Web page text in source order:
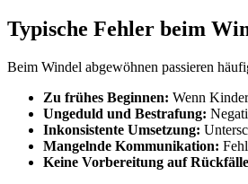
Typische Fehler beim
Beim Windel abgewöhnen passieren
Zu frühes Beginnen: Wenn
Ungeduld und Bestrafung:
Inkonsistente Umsetzung:
Mangelnde Kommunikation:
Keine Vorbereitung auf